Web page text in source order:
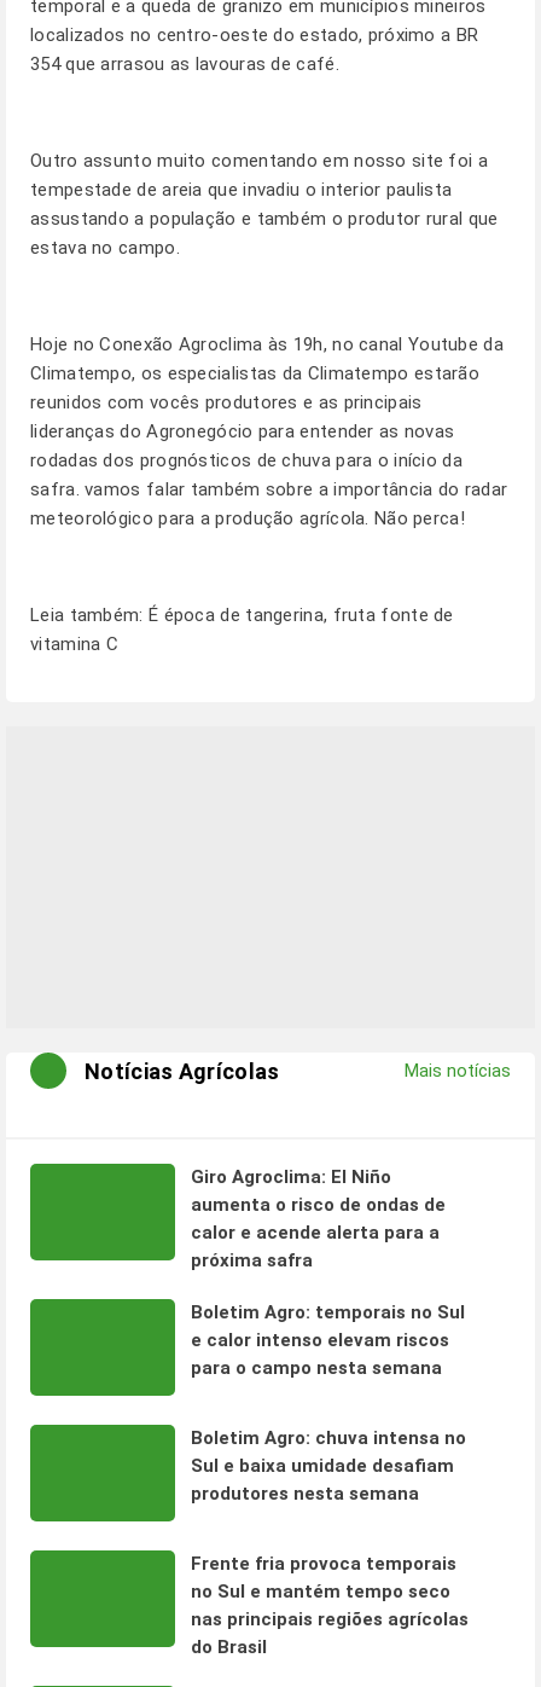
temporal e a queda de granizo em municípios mineiros
localizados no centro-oeste do estado, próximo a BR
354 que arrasou as lavouras de café.
Outro assunto muito comentando em nosso site foi a
tempestade de areia que invadiu o interior paulista
assustando a população e também o produtor rural que
estava no campo.
Hoje no Conexão Agroclima às 19h, nocanal Youtube da
Climatempo, os especialistas da Climatempo estarão
reunidos com vocês produtores e as principais
lideranças do Agronegócio para entender as novas
rodadas dos prognósticos de chuva para o início da
safra. vamos falar também sobre a importância do radar
meteorológico para a produção agrícola. Não perca!
Leia também: É época de tangerina, fruta fonte de
vitamina C
Notícias Agrícolas Mais notícias
Giro Agroclima: El Niño
aumenta o risco de ondas de
calor e acende alerta para a
próxima safra
Boletim Agro: temporais no Sul
e calor intenso elevam riscos
para o campo nesta semana
Boletim Agro: chuva intensa no
Sul e baixa umidade desafiam
produtores nesta semana
Frente fria provoca temporais
no Sul e mantém tempo seco
nas principais regiões agrícolas
do Brasil